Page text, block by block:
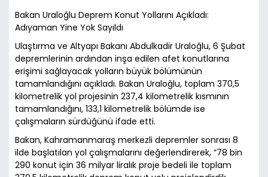
Bakan Uraloğlu Deprem Konut Yollarını Açıkladı:
Adıyaman Yine Yok Sayıldı
Ulaştırma ve Altyapı Bakanı Abdulkadir Uraloğlu, 6 Şubat
depremlerinin ardından inşa edilen afet konutlarına
erişimi sağlayacak yolların büyük bölümünün
tamamlandığını açıkladı. Bakan Uraloğlu, toplam 370,5
kilometrelik yol projesinin 237,4 kilometrelik kısmının
tamamlandığını, 133,1 kilometrelik bölümde ise
çalışmaların sürdüğünü ifade etti.
Bakan, Kahramanmaraş merkezli depremler sonrası 8
ilde başlatılan yol çalışmalarını değerlendirerek, “78 bin
290 konut için 36 milyar liralık proje bedeli ile toplam